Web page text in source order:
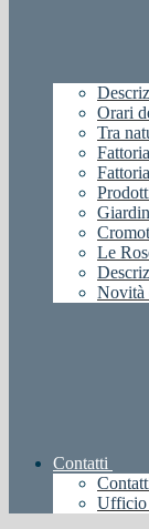
Orari
Tra
Le
Novità
Contatti
Ufficio